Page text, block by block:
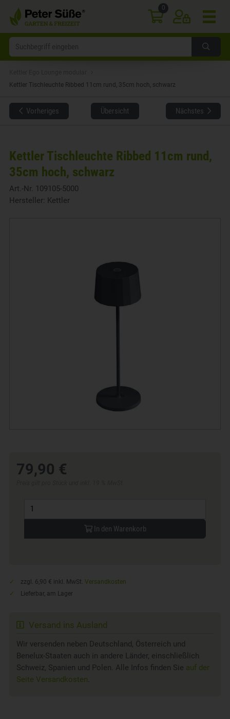
0
Kettler Tischleuchte Ribbed 11cm rund, 35cm hoch, schwarz
Vorheriges Übersicht Nächstes
Kettler Tischleuchte Ribbed 11cm rund,
35cm hoch, schwarz
Art.-Nr. 109105-5000
Hersteller: Kettler
79,90 €
In den Warenkorb
zzgl. 6,90 € inkl. MwSt. Versandkosten
Lieferbar, am Lager
Versand ins Ausland
Wir versenden neben Deutschland, Österreich und
Benelux-Staaten auch in andere Länder, einschließlich
Schweiz, Spanien und Polen. Alle Infos finden Sie auf der
Seite Versandkosten